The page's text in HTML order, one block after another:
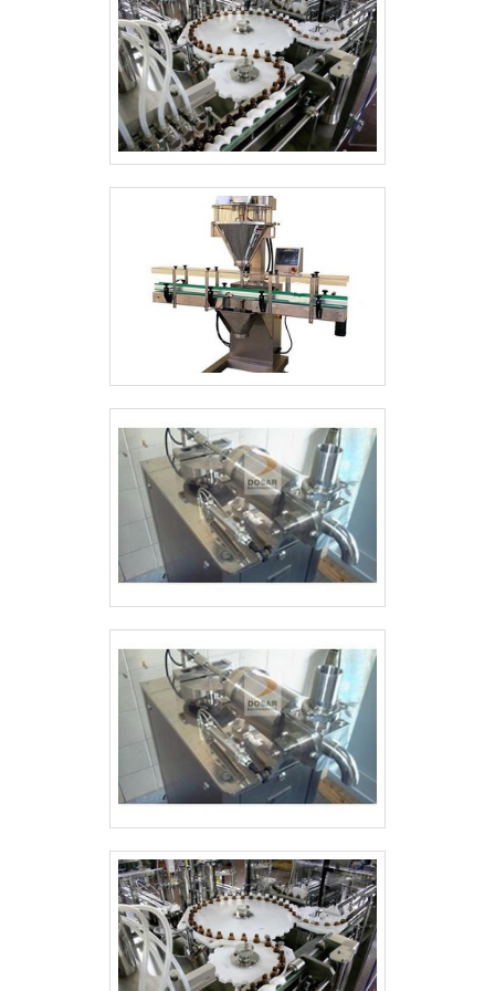
ótima qualidade e proteção.Com o
objetivo de trazer a satisfação a todos os
clientes, a empresa entende que seu
melhor destaque é conquistar a
confiança de cada um. Tudo isso só é
possível através do investimento em
experientes. A Dosar Equipamentos é
uma empresa que tem sido apontada de
forma positiva no mercado por toda
seriedade e qualidade, o que garante
uma entrega de excelência de ponta a
com empresas especializadas. Esse tipo
de cuidado ajuda a garantir a qualidade e
durabilidade dos materiais, além de evitar
prejuízos com substituições frequentes
de produtos que não cumprem com
suas funções adequadamente. Assim, é
possível poupar gastos
desnecessários.Existem diversos motivos
para a Pharma Solutions Brasil ter se
tornado destaque quando pensamos em
uma empresa que entrega confiança e
serviços de qualidade. Alguns desses
motivos são: Equipe multidisciplinar de
consultores associados; Profissionais com
vasta experiência na área de atuação;
alta qualidade onde são realizadas as
atividades; Sala de treinamento com
materiais sofisticados; Equipamentos de
última geração. GARANTIA DE
QUALIDADE COMPROVADAApenas na
Pharma Solutions Brasil tem o que há de
melhor no mercado de estuchadora
itens variados com tecnologia de ponta,
como detector de produto fora de
posição e encartuchadeira horizontal.É
conhecida por ser uma empresa
comprometida com seus serviços e uma
empresa responsável, padrões possíveis
por contar com escritório de alta
qualidade onde são realizadas as
atividades e estrutura suficiente para
atender todas as demandas. Tudo isso,
somado à performance de uma equipe
multidisciplinar de consultores associados